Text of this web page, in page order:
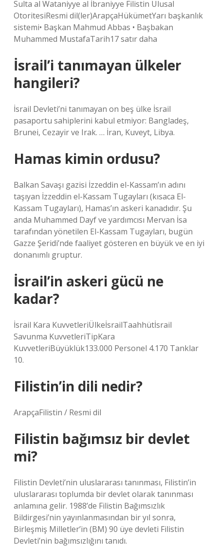
Sulta al Wataniyye al İbraniyye Filistin Ulusal
OtoritesiResmi dil(ler)ArapçaHükümetYarı başkanlık
sistemi• Başkan Mahmud Abbas • Başbakan
Muhammed MustafaTarih17 satır daha
İsrail’i tanımayan ülkeler
hangileri?
İsrail Devleti’ni tanımayan on beş ülke İsrail
pasaportu sahiplerini kabul etmiyor: Bangladeş,
Brunei, Cezayir ve Irak. … İran, Kuveyt, Libya.
Hamas kimin ordusu?
Balkan Savaşı gazisi İzzeddin el-Kassam’ın adını
taşıyan İzzeddin el-Kassam Tugayları (kısaca El-
Kassam Tugayları), Hamas’ın askeri kanadıdır. Şu
anda Muhammed Dayf ve yardımcısı Mervan İsa
tarafından yönetilen El-Kassam Tugayları, bugün
Gazze Şeridi’nde faaliyet gösteren en büyük ve en iyi
donanımlı gruptur.
İsrail’in askeri gücü ne
kadar?
İsrail Kara KuvvetleriÜlkeİsrailTaahhütİsrail
Savunma KuvvetleriTipKara
KuvvetleriBüyüklük133.000 Personel 4.170 Tanklar
10.
Filistin’in dili nedir?
ArapçaFilistin / Resmi dil
Filistin bağımsız bir devlet
mi?
Filistin Devleti’nin uluslararası tanınması, Filistin’in
uluslararası toplumda bir devlet olarak tanınması
anlamına gelir. 1988’de Filistin Bağımsızlık
Bildirgesi’nin yayınlanmasından bir yıl sonra,
Birleşmiş Milletler’in (BM) 90 üye devleti Filistin
Devleti’nin bağımsızlığını tanıdı.